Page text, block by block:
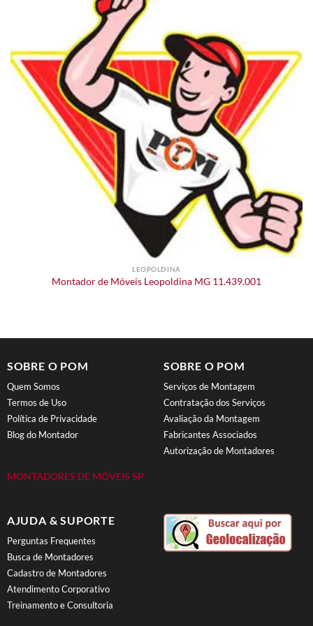
LEOPOLDINA
Montador de Móveis Leopoldina MG 11.439.001
SOBRE O POM
Quem Somos
Termos de Uso
Política de Privacidade
Blog do Montador
MONTADORES DE MÓVEIS SP
SOBRE O POM
Serviços de Montagem
Contratação dos Serviços
Avaliação da Montagem
Fabricantes Associados
Autorização de Montadores
AJUDA & SUPORTE
Perguntas Frequentes
Busca de Montadores
Cadastro de Montadores
Atendimento Corporativo
Treinamento e Consultoria